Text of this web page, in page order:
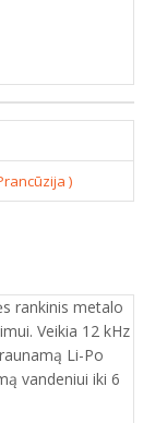
)
rankinis metalo
Veikia 12 kHz
Li-Po
vandeniui iki 6